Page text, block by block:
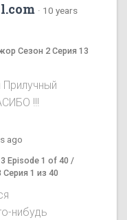
· 10 years
Сезон 2 Серия 13
Прилучный
!!!
ago
Episode 1 of 40 /
1 из 40
нибудь